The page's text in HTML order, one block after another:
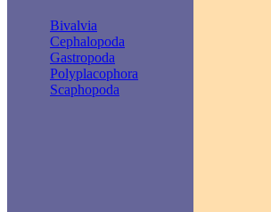
Bivalvia
Cephalopoda
Gastropoda
Polyplacophora
Scaphopoda